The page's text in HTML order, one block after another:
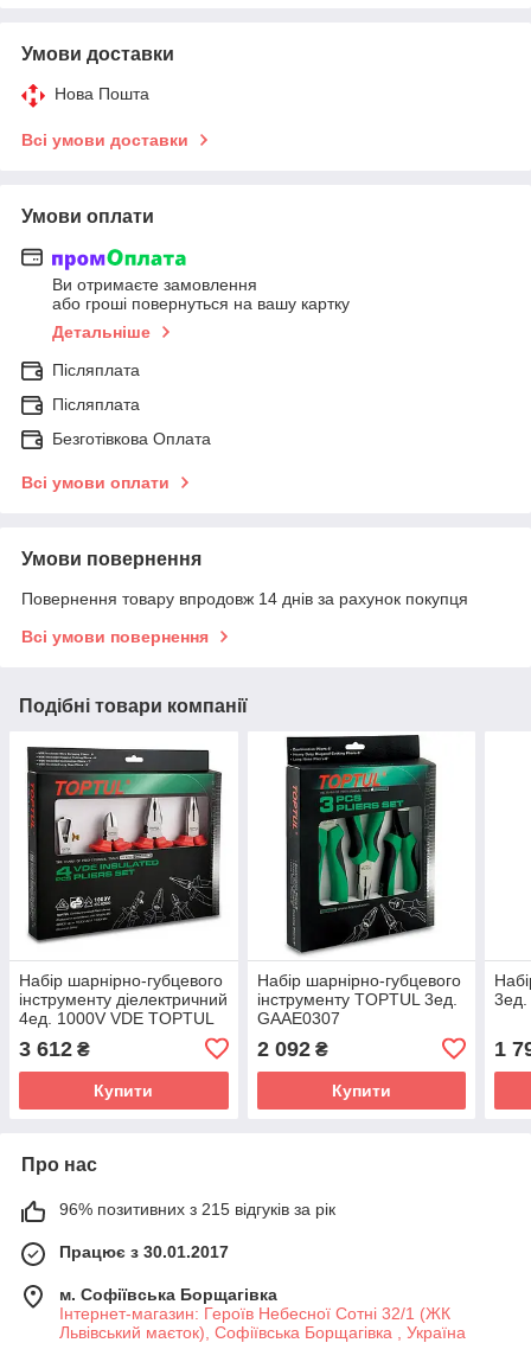
Умови доставки
Нова Пошта
Всі умови доставки
Умови оплати
Ви отримаєте замовлення
або гроші повернуться на вашу картку
Детальніше
Післяплата
Післяплата
Безготівкова Оплата
Всі умови оплати
Умови повернення
Повернення товару впродовж 14 днів за рахунок покупця
Всі умови повернення
Подібні товари компанії
Набір шарнірно-губцевого
інструменту діелектричний
4ед. 1000V VDE TOPTUL
3 612 ₴
Купити
Набір шарнірно-губцевого
інструменту TOPTUL 3ед.
GAAE0307
2 092₴
Купити
3ед.
1
Про нас
96% позитивних з 215 відгуків за рік
Працює з 30.01.2017
м. Софіївська Борщагівка
Інтернет-магазин: Героїв Небесної Сотні 32/1 (ЖК
Львівський маєток), Софіївська Борщагівка , Україна